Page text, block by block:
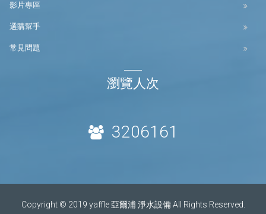
影片專區
選購幫手
常見問題
瀏覽人次
3206161
Copyright © 2019 yaffle 亞爾浦 淨水設備 All Rights Reserved.